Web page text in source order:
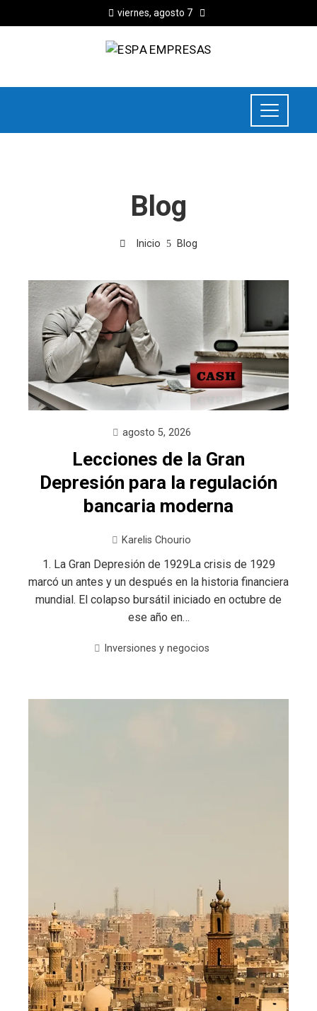
viernes, agosto 7
Blog
Inicio Blog
agosto 5, 2026
Lecciones de la Gran
Depresión para la regulación
bancaria moderna
Karelis Chourio
1. La Gran Depresión de 1929La crisis de 1929
marcó un antes y un después en la historia financiera
mundial. El colapso bursátil iniciado en octubre de
ese año en…
Inversiones y negocios